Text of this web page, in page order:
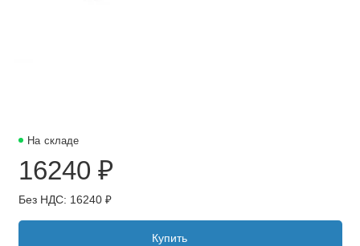
На складе
16240 ₽
Без НДС: 16240 ₽
Купить